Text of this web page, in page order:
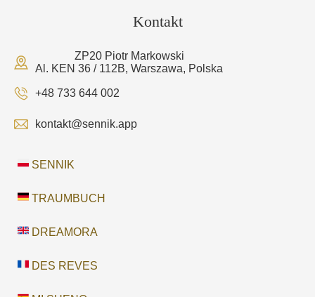
Kontakt
ZP20 Piotr Markowski
Al. KEN 36 / 112B, Warszawa, Polska
+48 733 644 002
kontakt@sennik.app
SENNIK
TRAUMBUCH
DREAMORA
DES REVES